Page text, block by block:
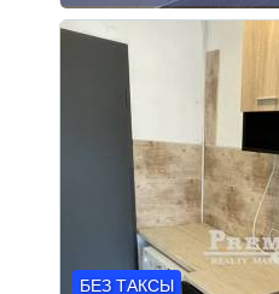
БЕЗ ТАКСЫ